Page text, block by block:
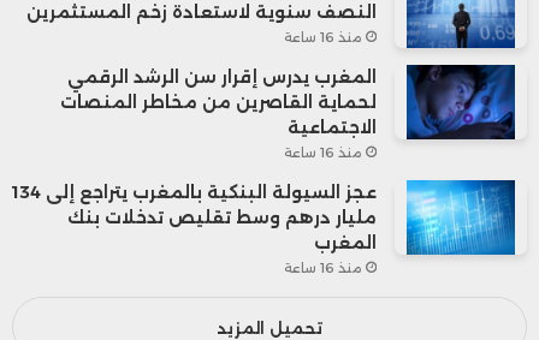
النصف سنوية لاستعادة زخم المستثمرين
منذ 16 ساعة
المغرب يدرس إقرار سن الرشد الرقمي
لحماية القاصرين من مخاطر المنصات
الاجتماعية
منذ 16 ساعة
عجز السيولة البنكية بالمغرب يتراجع إلى 134
مليار درهم وسط تقليص تدخلات بنك
المغرب
منذ 16 ساعة
تحميل المزيد